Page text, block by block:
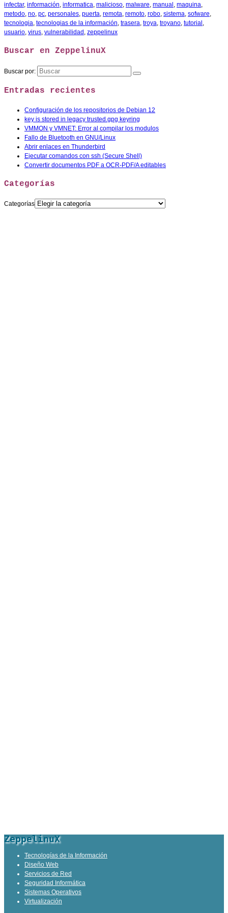
infectar, información, informatica, malicioso, malware, manual , maquina,
metodo, no, pc, personales, puerta, remota, remoto, robo, sistema, sofware,
tecnologia, tecnologias de la información, trasera, troya, troyano, tutorial ,
usuario, virus, vulnerabilidad , zeppelinux
Buscar en ZeppelinuX
Buscar por:
Entradas recientes
Configuración de los repositorios de Debian 12
key is stored in legacy trusted.gpg keyring
VMMON y VMNET: Error al compilar los modulos
Fallo de Bluetooth en GNU/Linux
Abrir enlaces en Thunderbird
Ejecutar comandos con ssh (Secure Shell)
Convertir documentos PDF a OCR-PDF/A editables
Categorías
Categorías
ZeppelinuX
Tecnologías de la Información
Diseño Web
Servicios de Red
Seguridad Informática
Sistemas Operativos
Virtualización